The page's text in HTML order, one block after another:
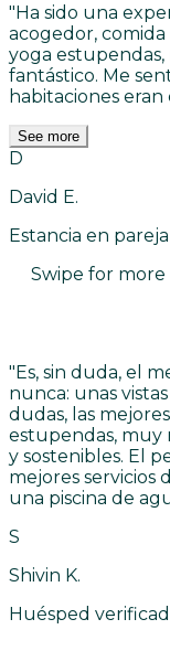
"Ha sido una
acogedor, comida
yoga
fantástico. Me
habitaciones
See more
D
David E.
Estancia en
Swipe for more
"Es, sin duda, el
nunca: unas
dudas, las
estupendas, muy
y sostenibles. El
mejores servicios
una piscina de
S
Shivin K.
Huésped